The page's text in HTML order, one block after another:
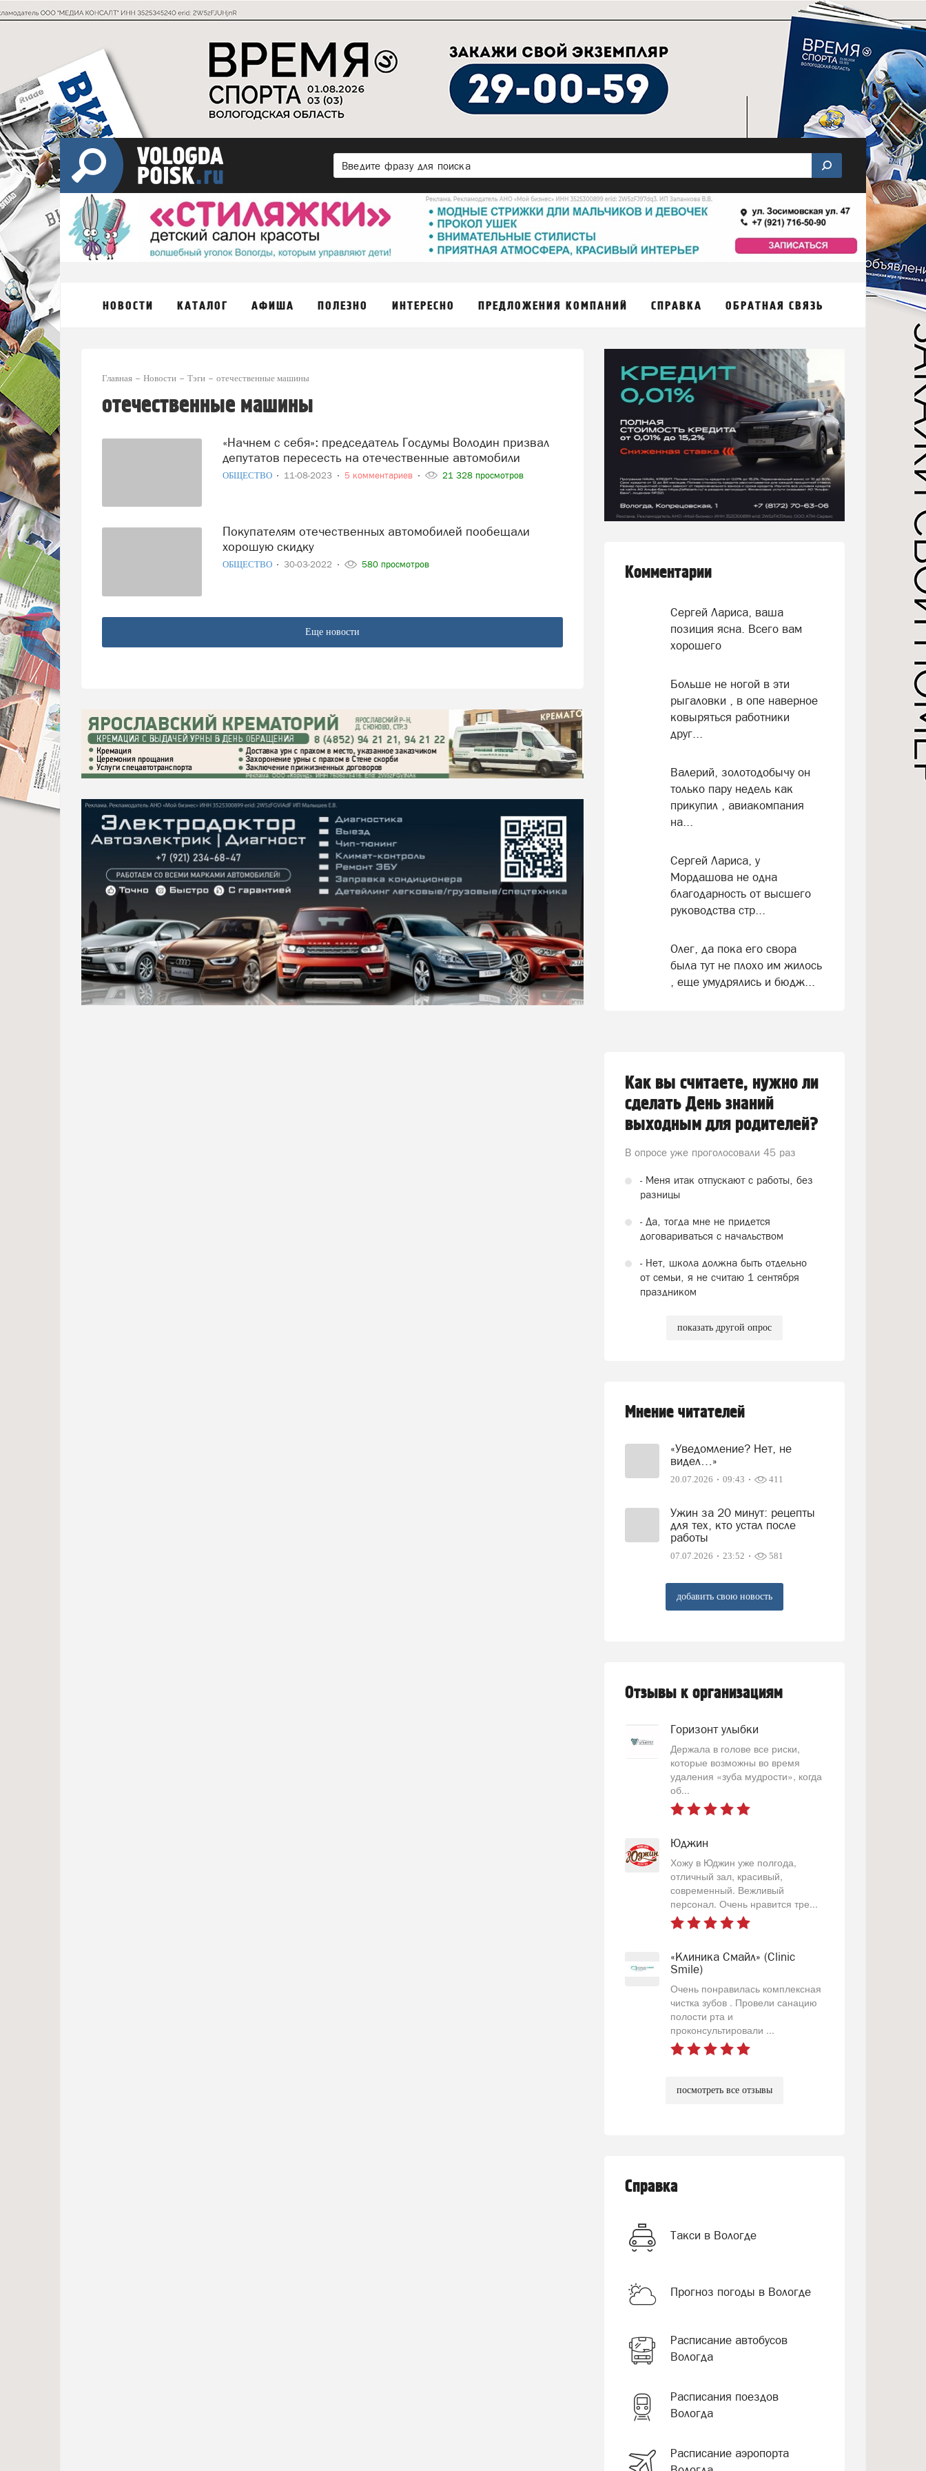
НОВОСТИ КАТАЛОГ АФИША ПОЛЕЗНО ИНТЕРЕСНО ПРЕДЛОЖЕНИЯ КОМПАНИЙ СПРАВКА ОБРАТНАЯ СВЯЗЬ
Главная Новости Тэги отечественные машины
отечественные машины
«Начнем с себя»: председатель Госдумы Володин призвал
депутатов пересесть на отечественные автомобили
ОБЩЕСТВО 11-08-2023 5 комментариев 21 328 просмотров
Покупателям отечественных автомобилей пообещали
хорошую скидку
ОБЩЕСТВО 30-03-2022 580 просмотров
Еще новости
Комментарии
Сергей Лариса, ваша
позиция ясна. Всего вам
хорошего
Больше не ногой в эти
рыгаловки , в опе наверное
ковыряться работники
друг...
Валерий, золотодобычу он
только пару недель как
прикупил , авиакомпания
на...
Сергей Лариса, у
Мордашова не одна
благодарность от высшего
руководства стр...
Олег, да пока его свора
была тут не плохо им жилось
, еще умудрялись и бюдж...
Как вы считаете, нужно ли
сделать День знаний
выходным для родителей?
В опросе уже проголосовали 45 раз
- Меня итак отпускают с работы, без
разницы
- Да, тогда мне не придется
договариваться с начальством
- Нет, школа должна быть отдельно
от семьи, я не считаю 1 сентября
праздником
показать другой опрос
Мнение читателей
«Уведомление? Нет, не
видел…»
20.07.2026 09:43 411
Ужин за 20 минут: рецепты
для тех, кто устал после
работы
07.07.2026 23:52 581
добавить свою новость
Отзывы к организациям
Горизонт улыбки
Держала в голове все риски,
которые возможны во время
удаления «зуба мудрости», когда
об...
Юджин
Хожу в Юджин уже полгода,
отличный зал, красивый,
современный. Вежливый
персонал. Очень нравится тре...
«Клиника Смайл» (Clinic
Smile)
Очень понравилась комплексная
чистка зубов . Провели санацию
полости рта и
проконсультировали ...
посмотреть все отзывы
Справка
Такси в Вологде
Прогноз погоды в Вологде
Расписание автобусов
Вологда
Расписания поездов
Вологда
Расписание аэропорта